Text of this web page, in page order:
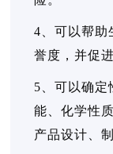
4、可以帮助
誉度，并促
5、可以确定
能、化学性
产品设计、